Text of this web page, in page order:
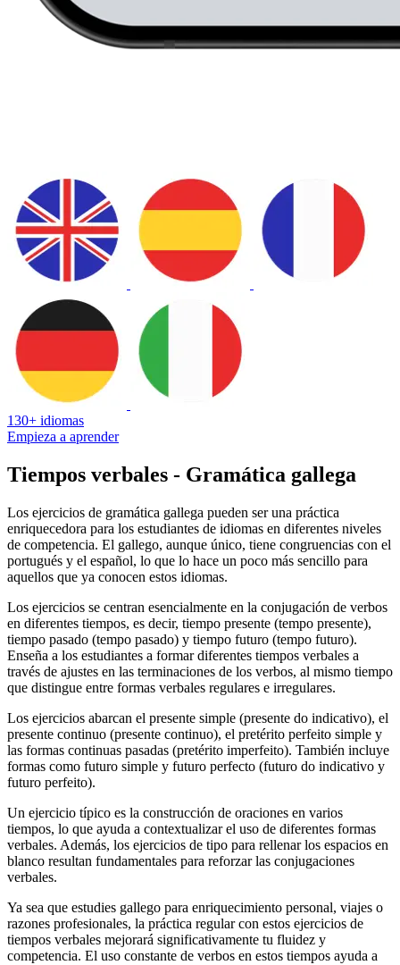
130+ idiomas
Empieza a aprender
Tiempos verbales - Gramática gallega
Los ejercicios de gramática gallega pueden ser una práctica
enriquecedora para los estudiantes de idiomas en diferentes niveles
de competencia. El gallego, aunque único, tiene congruencias con el
portugués y el español, lo que lo hace un poco más sencillo para
aquellos que ya conocen estos idiomas.
Los ejercicios se centran esencialmente en la conjugación de verbos
en diferentes tiempos, es decir, tiempo presente (tempo presente),
tiempo pasado (tempo pasado) y tiempo futuro (tempo futuro).
Enseña a los estudiantes a formar diferentes tiempos verbales a
través de ajustes en las terminaciones de los verbos, al mismo tiempo
que distingue entre formas verbales regulares e irregulares.
Los ejercicios abarcan el presente simple (presente do indicativo), el
presente continuo (presente continuo), el pretérito perfeito simple y
las formas continuas pasadas (pretérito imperfeito). También incluye
formas como futuro simple y futuro perfecto (futuro do indicativo y
futuro perfeito).
Un ejercicio típico es la construcción de oraciones en varios
tiempos, lo que ayuda a contextualizar el uso de diferentes formas
verbales. Además, los ejercicios de tipo para rellenar los espacios en
blanco resultan fundamentales para reforzar las conjugaciones
verbales.
Ya sea que estudies gallego para enriquecimiento personal, viajes o
razones profesionales, la práctica regular con estos ejercicios de
tiempos verbales mejorará significativamente tu fluidez y
competencia. El uso constante de verbos en estos tiempos ayuda a